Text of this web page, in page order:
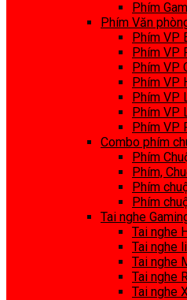
Phím
Phím Văn
Phím VP
Phím VP
Phím VP
Phím VP
Phím VP
Phím VP
Phím VP
Combo phím
Phím
Phím,
Phím
Phím
Tai nghe
Tai nghe
Tai nghe
Tai nghe
Tai nghe
Tai nghe